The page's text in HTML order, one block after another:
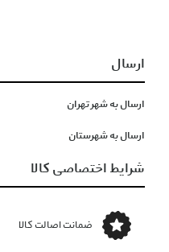
ارسال
ارسال به شهر تهران
ارسال به شهرستان
شرایط اختصاصی کالا
ضمانت اصالت کالا